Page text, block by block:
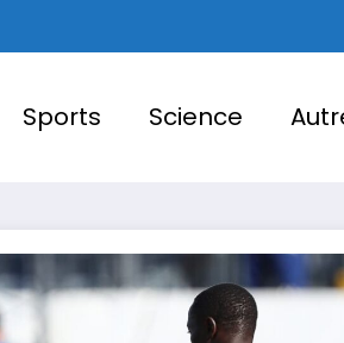
Sports Science